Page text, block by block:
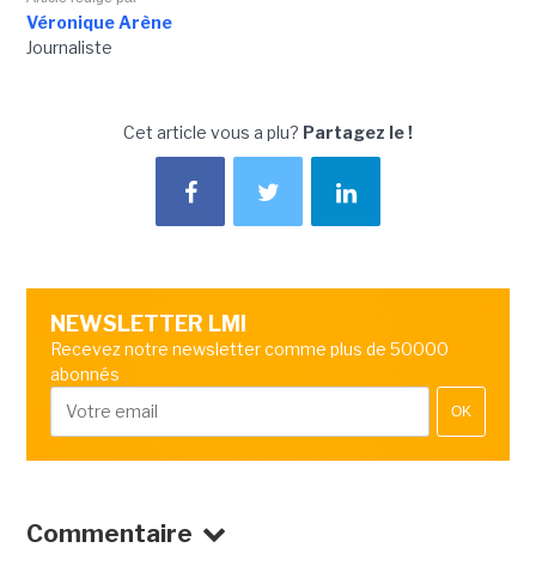
Véronique Arène
Journaliste
Cet article vous a plu? Partagez le !
NEWSLETTER LMI
Recevez notre newsletter comme plus de 50000
abonnés
OK
Commentaire